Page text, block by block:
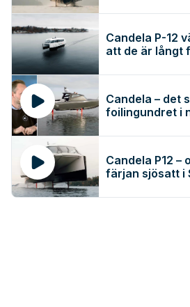
Candela P-12
att de är långt
Candela – det
foilingundret i
Candela P12 –
färjan sjösatt i